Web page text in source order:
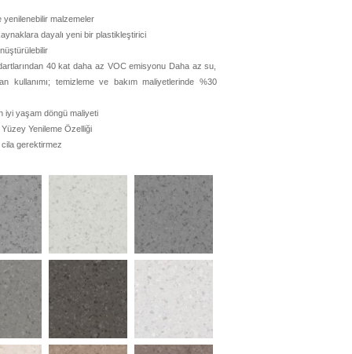
yenilenebilir malzemeler
dayalı yeni bir plastikleştirici
40 kat daha az VOC emisyonu Daha az su,
kullanımı; temizleme ve bakım maliyetlerinde %30
iyi yaşam döngü maliyeti
Yenileme Özelliği
gerektirmez